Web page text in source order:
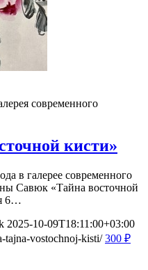
современного
кисти»
в галерее современного
Савюк «Тайна восточной
6…
2025-10-09T18:11:00+03:00
tajna-vostochnoj-kisti/ 300 ₽